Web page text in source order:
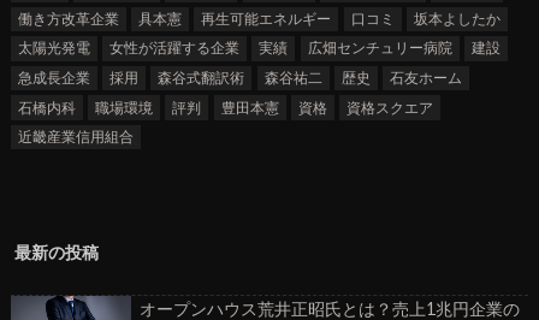
働き方改革企業
具本憲 再生可能エネルギー 口コミ
坂本よしたか
太陽光発電
女性が活躍する企業 実績 広畑センチュリー病院
建設
急成長企業
採用 森谷式翻訳術 森谷祐二 歴史
石友ホーム
石橋内科
職場環境 評判 豊田本憲 資格
資格スクエア
近畿産業信用組合
最新の投稿
オープンハウス荒井正昭氏とは？売上1兆円企業の